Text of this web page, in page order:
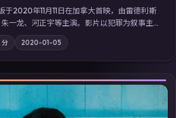
于2020年11月11日在加拿大首映，由雷德利·斯
一龙、河正宇等主演。影片以犯罪为叙事主
被一封匿名信彻底打破；摄影与配乐强化地
过「国产免费观看高清电视剧在线看」延展
，畅享高清在线追剧体验。
分 2020-01-05